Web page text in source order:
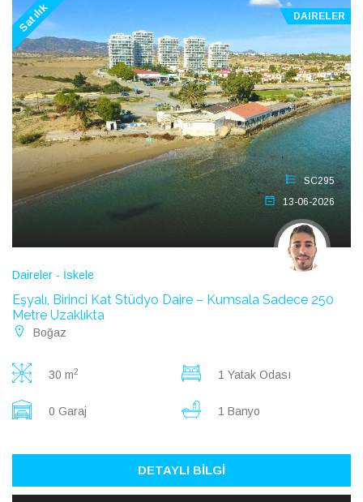
Satılık DAIRELER
SC295
13-06-2026
Daireler - İskele
Eşyalı, Birinci Kat Stüdyo Daire – Kumsala Sadece 250
Metre Uzaklıkta
Boğaz
30 m2 1 Yatak Odası
0 Garaj 1 Banyo
DETAYLI BİLGİ